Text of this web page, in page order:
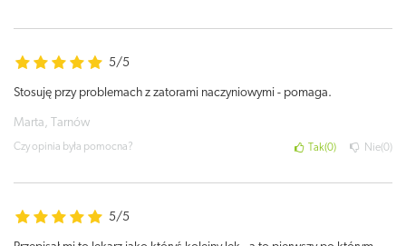
5/5
Stosuję przy problemach z zatorami naczyniowymi - pomaga.
Marta, Tarnów
Czy opinia była pomocna? Tak 0 Nie 0
5/5